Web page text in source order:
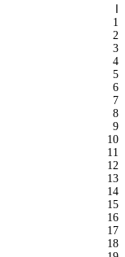
1
2
3
4
5
6
7
8
9
10
11
12
13
14
15
16
17
18